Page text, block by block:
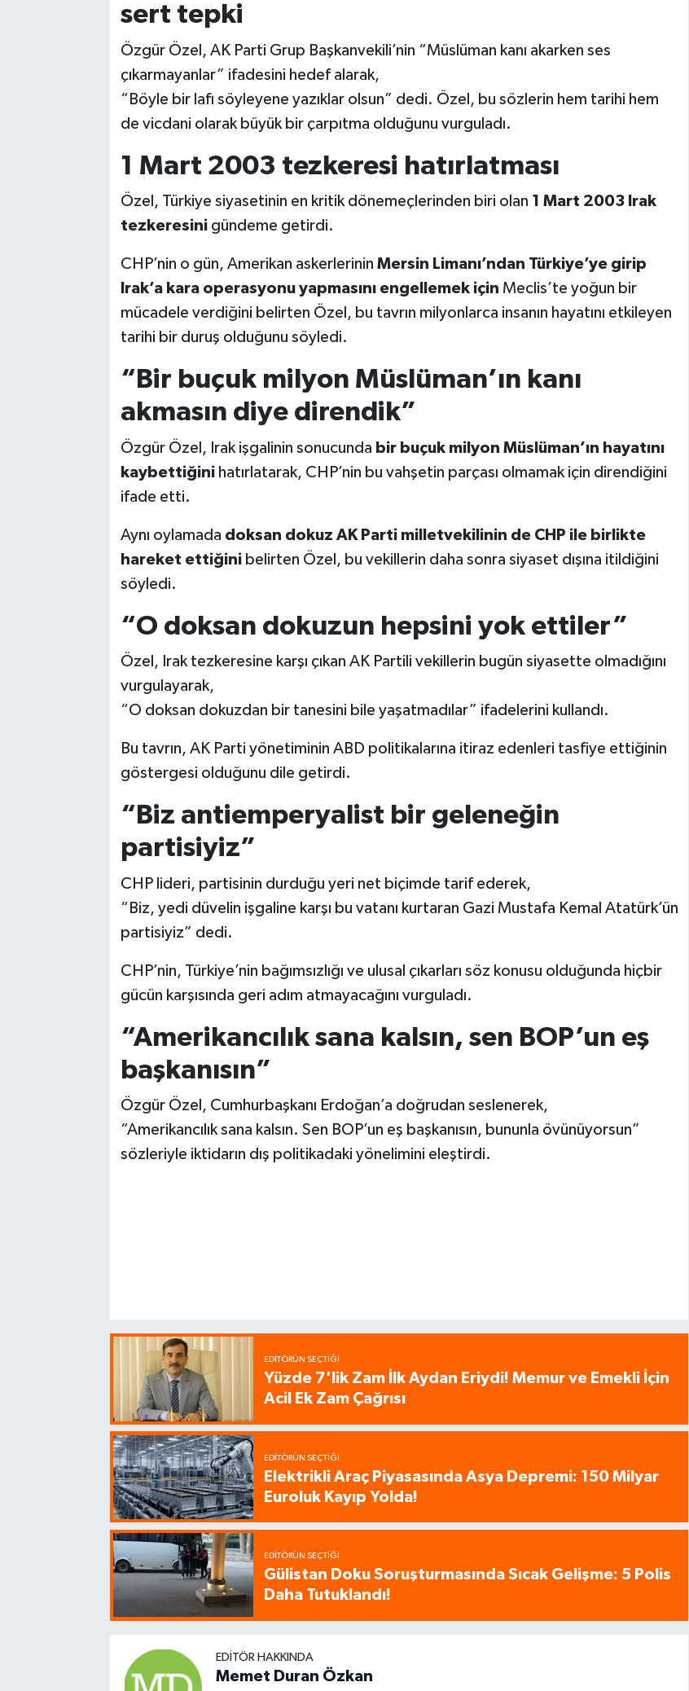
sert tepki
Özgür Özel, AK Parti Grup Başkanvekili’nin “Müslüman kanı akarken ses
çıkarmayanlar” ifadesini hedef alarak,
“Böyle bir lafı söyleyene yazıklar olsun” dedi. Özel, bu sözlerin hem tarihi hem
de vicdani olarak büyük bir çarpıtma olduğunu vurguladı.
1 Mart 2003 tezkeresi hatırlatması
Özel, Türkiye siyasetinin en kritik dönemeçlerinden biri olan 1 Mart 2003 Irak
tezkeresinigündeme getirdi.
CHP’nin o gün, Amerikan askerlerinin Mersin Limanı’ndan Türkiye’ye girip
Irak’a kara operasyonu yapmasını engellemek için Meclis’te yoğun bir
mücadele verdiğini belirten Özel, bu tavrın milyonlarca insanın hayatını etkileyen
tarihi bir duruş olduğunu söyledi.
“Bir buçuk milyon Müslüman’ın kanı
akmasın diye direndik”
Özgür Özel, Irak işgalinin sonucunda bir buçuk milyon Müslüman’ın hayatını
kaybettiğinihatırlatarak, CHP’nin bu vahşetin parçası olmamak için direndiğini
ifade etti.
Aynı oylamada doksan dokuz AK Parti milletvekilinin de CHP ile birlikte
hareket ettiğinibelirten Özel, bu vekillerin daha sonra siyaset dışına itildiğini
söyledi.
“O doksan dokuzun hepsini yok ettiler”
Özel, Irak tezkeresine karşı çıkan AK Partili vekillerin bugün siyasette olmadığını
vurgulayarak,
“O doksan dokuzdan bir tanesini bile yaşatmadılar” ifadelerini kullandı.
Bu tavrın, AK Parti yönetiminin ABD politikalarına itiraz edenleri tasfiye ettiğinin
göstergesi olduğunu dile getirdi.
“Biz antiemperyalist bir geleneğin
partisiyiz”
CHP lideri, partisinin durduğu yeri net biçimde tarif ederek,
“Biz, yedi düvelin işgaline karşı bu vatanı kurtaran Gazi Mustafa Kemal Atatürk’ün
partisiyiz” dedi.
CHP’nin, Türkiye’nin bağımsızlığı ve ulusal çıkarları söz konusu olduğunda hiçbir
gücün karşısında geri adım atmayacağını vurguladı.
“Amerikancılık sana kalsın, sen BOP’un eş
başkanısın”
Özgür Özel, Cumhurbaşkanı Erdoğan’a doğrudan seslenerek,
“Amerikancılık sana kalsın. Sen BOP’un eş başkanısın, bununla övünüyorsun”
sözleriyle iktidarın dış politikadaki yönelimini eleştirdi.
EDITÖRÜN SEÇTIĞI
Yüzde 7'lik Zam İlk Aydan Eriydi! Memur ve Emekli İçin
Acil Ek Zam Çağrısı
EDITÖRÜN SEÇTIĞI
Elektrikli Araç Piyasasında Asya Depremi: 150 Milyar
Euroluk Kayıp Yolda!
EDITÖRÜN SEÇTIĞI
Gülistan Doku Soruşturmasında Sıcak Gelişme: 5 Polis
Daha Tutuklandı!
EDITÖR HAKKINDA
Memet Duran Özkan